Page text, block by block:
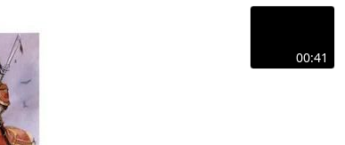
00:41